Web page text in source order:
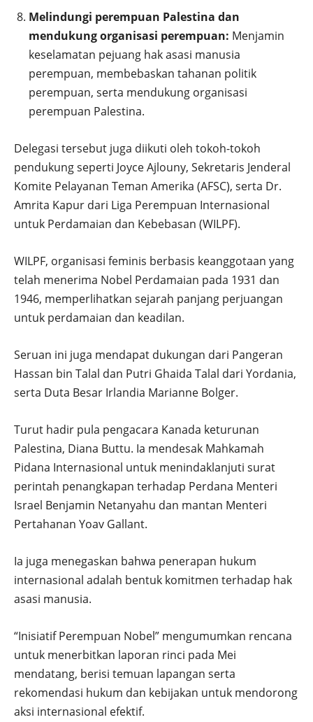
Melindungi perempuan Palestina dan
mendukung organisasi perempuan: Menjamin
keselamatan pejuang hak asasi manusia
perempuan, membebaskan tahanan politik
perempuan, serta mendukung organisasi
perempuan Palestina.
Delegasi tersebut juga diikuti oleh tokoh-tokoh
pendukung seperti Joyce Ajlouny, Sekretaris Jenderal
Komite Pelayanan Teman Amerika (AFSC), serta Dr.
Amrita Kapur dari Liga Perempuan Internasional
untuk Perdamaian dan Kebebasan (WILPF).
WILPF, organisasi feminis berbasis keanggotaan yang
telah menerima Nobel Perdamaian pada 1931 dan
1946, memperlihatkan sejarah panjang perjuangan
untuk perdamaian dan keadilan.
Seruan ini juga mendapat dukungan dari Pangeran
Hassan bin Talal dan Putri Ghaida Talal dari Yordania,
serta Duta Besar Irlandia Marianne Bolger.
Turut hadir pula pengacara Kanada keturunan
Palestina, Diana Buttu. Ia mendesak Mahkamah
Pidana Internasional untuk menindaklanjuti surat
perintah penangkapan terhadap Perdana Menteri
Israel Benjamin Netanyahu dan mantan Menteri
Pertahanan Yoav Gallant.
Ia juga menegaskan bahwa penerapan hukum
internasional adalah bentuk komitmen terhadap hak
asasi manusia.
“Inisiatif Perempuan Nobel” mengumumkan rencana
untuk menerbitkan laporan rinci pada Mei
mendatang, berisi temuan lapangan serta
rekomendasi hukum dan kebijakan untuk mendorong
aksi internasional efektif.